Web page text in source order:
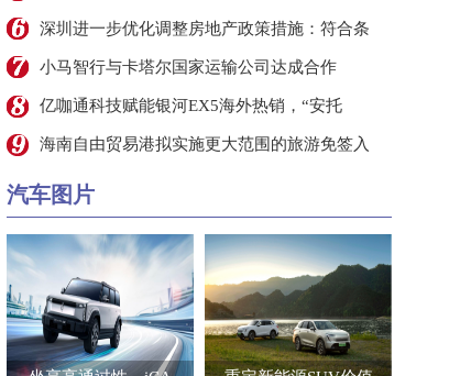
深圳进一步优化调整房地产政策措施：符合条
小马智行与卡塔尔国家运输公司达成合作
亿咖通科技赋能银河EX5海外热销，“安托
海南自由贸易港拟实施更大范围的旅游免签入
汽车图片